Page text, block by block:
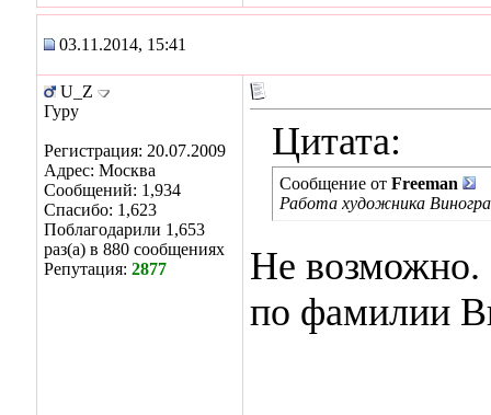
03.11.2014, 15:41
U_Z
Гуру
Регистрация: 20.07.2009
Адрес: Москва
Сообщений: 1,934
Спасибо: 1,623
Поблагодарили 1,653
раз(а) в 880 сообщениях
Репутация: 2877
Цитата:
Сообщение от Freeman
Работа художника
Не возможно.
по фамилии